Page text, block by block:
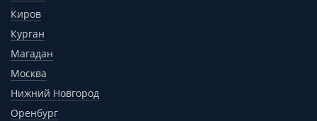
Киров
Курган
Магадан
Москва
Нижний Новгород
Оренбург